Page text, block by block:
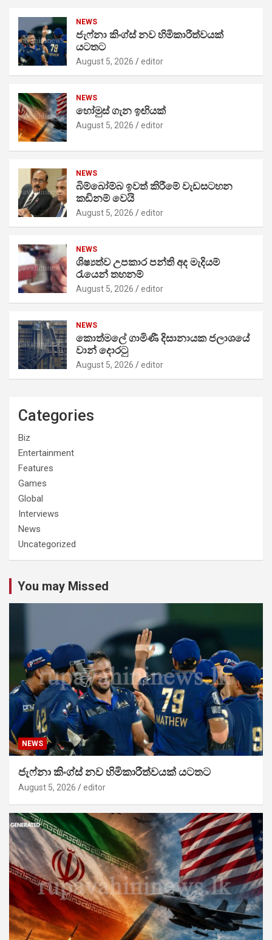
NEWS
ජැෆ්නා කිංග්ස් නව හිමිකාරීත්වයක්
යටතට
August 5, 2026 editor
NEWS
හෝමුස් ගැන ඉඟියක්
August 5, 2026 editor
NEWS
බිම්බෝම්බ ඉවත් කිරීමේ වැඩසටහන
කඩිනම් වෙයි
August 5, 2026 editor
NEWS
ශිෂ්‍යත්ව උපකාර පන්ති අද මැදියම්
රැයෙන් තහනම්
August 5, 2026 editor
NEWS
කොත්මලේ ගාමිණී දිසානායක ජලාශයේ
වාන් දොරටු
August 5, 2026 editor
Categories
Biz
Entertainment
Features
Games
Global
Interviews
News
Uncategorized
You may Missed
NEWS
ජැෆ්නා කිංග්ස් නව හිමිකාරීත්වයක් යටතට
August 5, 2026 editor